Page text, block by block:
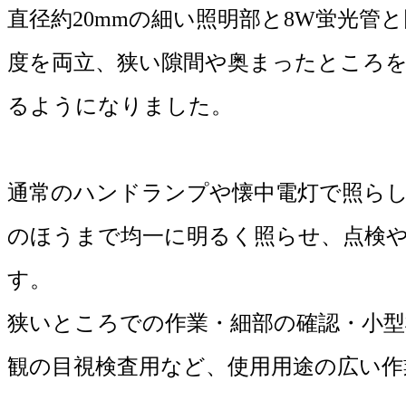
直径約20mmの細い照明部と8W蛍光管
度を両立、狭い隙間や奥まったところ
るようになりました。
通常のハンドランプや懐中電灯で照ら
のほうまで均一に明るく照らせ、点検
す。
狭いところでの作業・細部の確認・小
観の目視検査用など、使用用途の広い